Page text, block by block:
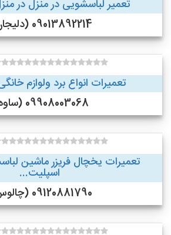
تعمیر لباسشویی در منزل در
09013892214 (دلیجان )
تعمیرات انواع برد ولوازم
09908003068 (ساوه )
تعمیرات یخچال فریزر ماشین
اسپلیت...
09120881790 (چالوس )